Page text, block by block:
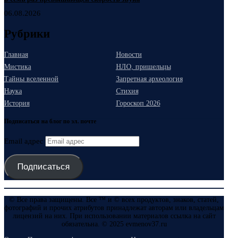
06.08.2026
Рубрики
Главная
Новости
Мистика
НЛО, пришельцы
Тайны вселенной
Запретная археология
Наука
Стихия
История
Гороскоп 2026
Подписаться на блог по эл. почте
Email адрес
Подписаться
© Все права защищены. Все ™ и © всех продуктов, знаков, статей,
фотографий и прочих атрибутов принадлежат авторам или владельцам
лицензий на них. При использовании материалов ссылка на сайт
обязательна. © 2025 evmenov37.ru